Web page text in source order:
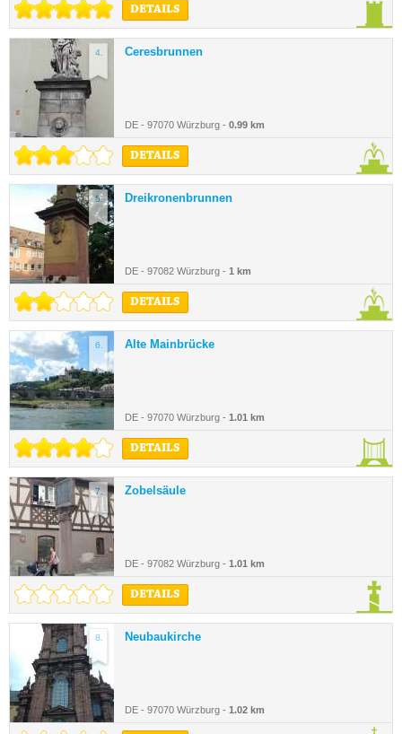
DETAILS
4. Ceresbrunnen
DE - 97070 Würzburg - 0.99 km
DETAILS
5. Dreikronenbrunnen
DE - 97082 Würzburg - 1 km
DETAILS
6. Alte Mainbrücke
DE - 97070 Würzburg - 1.01 km
DETAILS
7. Zobelsäule
DE - 97082 Würzburg - 1.01 km
DETAILS
8. Neubaukirche
DE - 97070 Würzburg - 1.02 km